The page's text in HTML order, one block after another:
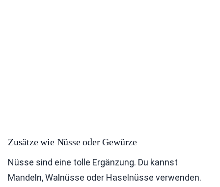
Zusätze wie Nüsse oder Gewürze
Nüsse sind eine tolle Ergänzung. Du kannst
Mandeln, Walnüsse oder Haselnüsse verwenden.